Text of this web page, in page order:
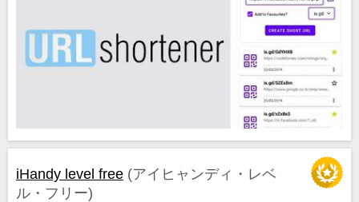
iHandy level free (アイヒャンディ・レベ
ル・フリー)